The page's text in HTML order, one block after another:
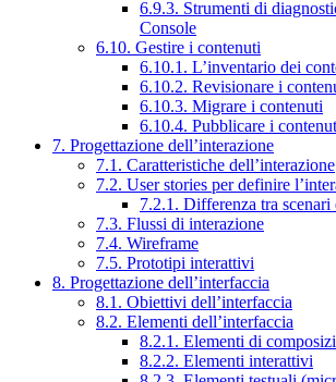
6.9.3. Strumenti di
Console
6.10. Gestire i contenuti
6.10.1. L’inventario dei
6.10.2. Revisionare i
6.10.3. Migrare i contenuti
6.10.4. Pubblicare i
7. Progettazione dell’interazione
7.1. Caratteristiche dell’interazione
7.2. User stories per definire
7.2.1. Differenza tra scenari
7.3. Flussi di interazione
7.4. Wireframe
7.5. Prototipi interattivi
8. Progettazione dell’interfaccia
8.1. Obiettivi dell’interfaccia
8.2. Elementi dell’interfaccia
8.2.1. Elementi di
8.2.2. Elementi interattivi